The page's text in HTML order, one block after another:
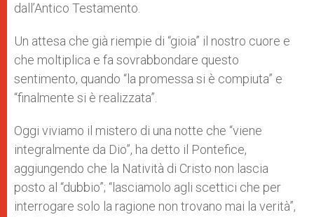
dall’Antico Testamento.
Un attesa che già riempie di “gioia” il nostro cuore e
che moltiplica e fa sovrabbondare questo
sentimento, quando “la promessa si è compiuta” e
“finalmente si è realizzata”.
Oggi viviamo il mistero di una notte che “viene
integralmente da Dio”, ha detto il Pontefice,
aggiungendo che la Natività di Cristo non lascia
posto al “dubbio”; “lasciamolo agli scettici che per
interrogare solo la ragione non trovano mai la verità”,